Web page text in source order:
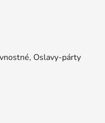
Oslavy-párty